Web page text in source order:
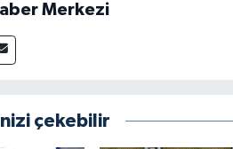
Merkezi
çekebilir